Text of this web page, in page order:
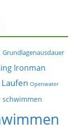
Grundlagenausdauer
Ironman
Laufen Openwater
schwimmen